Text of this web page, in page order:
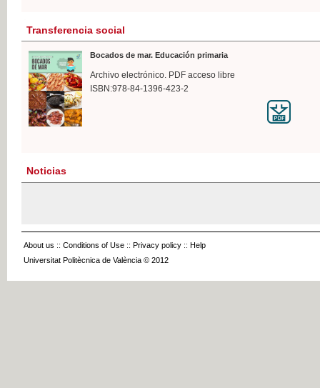
Transferencia social
Bocados de mar. Educación primaria
Archivo electrónico. PDF acceso libre
ISBN:978-84-1396-423-2
Noticias
About us :: Conditions of Use :: Privacy policy :: Help
Universitat Politècnica de València © 2012